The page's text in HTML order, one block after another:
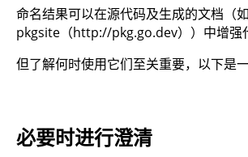
命名结果可以在源代码及生成的文档（
pkgsite（http://pkg.go.dev））中增强
但了解何时使用它们至关重要，以下是一
必要时进行澄清